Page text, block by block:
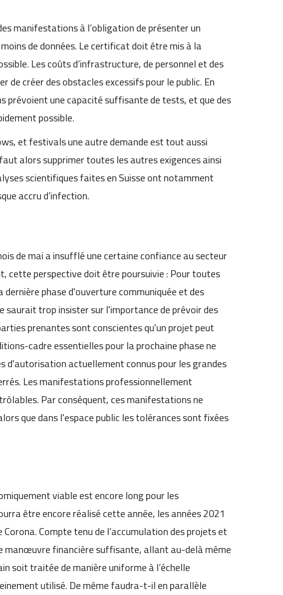
manifestations à l’obligation de présenter un
de données. Le certificat doit être mis à la
Les coûts d’infrastructure, de personnel et des
créer des obstacles excessifs pour le public. En
prévoient une capacité suffisante de tests, et que des
possible.
et festivals une autre demande est tout aussi
alors supprimer toutes les autres exigences ainsi
scientifiques faites en Suisse ont notamment
accru d’infection.
de mai a insufflé une certaine confiance au secteur
cette perspective doit être poursuivie : Pour toutes
phase d'ouverture communiquée et des
trop insister sur l'importance de prévoir des
prenantes sont conscientes qu'un projet peut
cadre essentielles pour la prochaine phase ne
d'autorisation actuellement connus pour les grandes
Les manifestations professionnellement
Par conséquent, ces manifestations ne
que dans l'espace public les tolérances sont fixées
viable est encore long pour les
être encore réalisé cette année, les années 2021
Compte tenu de l’accumulation des projets et
manœuvre financière suffisante, allant au-delà même
soit traitée de manière uniforme à l’échelle
utilisé. De même faudra-t-il en parallèle